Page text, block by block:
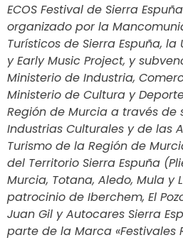
ECOS Festival de Sierra
organizado por la
Turísticos de Sierra Espuña,
y Early Music Project, y
Ministerio de Industria,
Ministerio de Cultura y
Región de Murcia a través de
Industrias Culturales y de las
Turismo de la Región de
del Territorio Sierra Espuña
Murcia, Totana, Aledo, Mula y
patrocinio de Iberchem, El
Juan Gil y Autocares Sierra
parte de la Marca «Festivales